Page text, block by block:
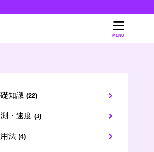
MENU
知識 (22)
・速度 (3)
法 (4)